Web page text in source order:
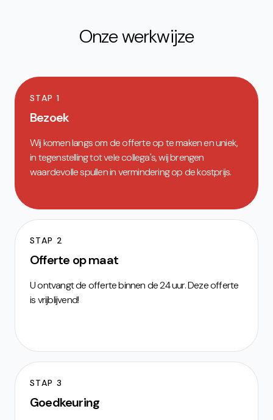
Onze werkwijze
STAP 1
Bezoek
Wij komen langs om de offerte op te maken en uniek,
in tegenstelling tot vele collega's, wij brengen
waardevolle spullen in vermindering op de kostprijs.
STAP 2
Offerte op maat
U ontvangt de offerte binnen de 24 uur. Deze offerte
is vrijblijvend!
STAP 3
Goedkeuring